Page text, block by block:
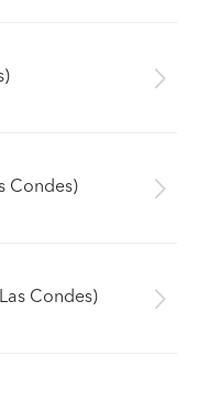
Condes)
Condes)